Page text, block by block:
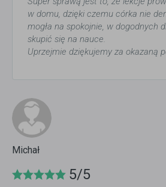
w domu, dzięki czemu córka nie
mogła na spokojnie, w dogodnych
skupić się na nauce.
Uprzejmie dziękujemy za okazaną
Michał
5/5